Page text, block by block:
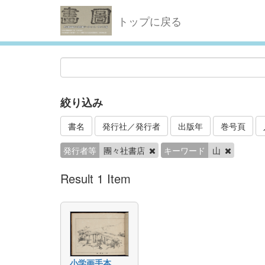
トップに戻る
絞り込み
書名 発行社／発行者 出版年 巻号頁
発行者等 團々社書店 キーワード 山
Result 1 Item
小学画手本